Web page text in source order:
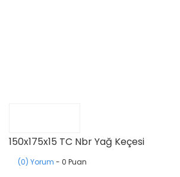
150x175x15 TC Nbr Yağ Keçesi
(0) Yorum - 0 Puan